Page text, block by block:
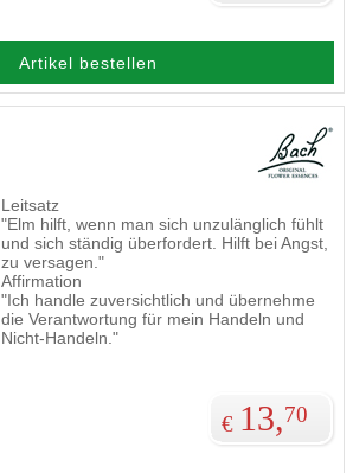
Artikel bestellen
Leitsatz
"Elm hilft, wenn man sich unzulänglich fühlt
und sich ständig überfordert. Hilft bei Angst,
zu versagen."
Affirmation
"Ich handle zuversichtlich und übernehme
die Verantwortung für mein Handeln und
Nicht-Handeln."
€ 13,70